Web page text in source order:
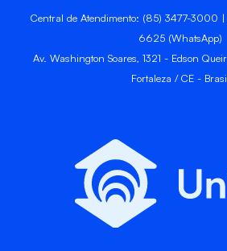
Central de Atendimento: (85) 3477-
6625 (WhatsApp)
Av. Washington Soares, 1321 - Edson
Fortaleza / CE -